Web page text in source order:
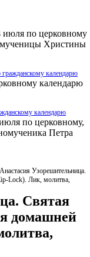
июля по церковному
мученицы Христины
календарю
календарю
календарю
по церковному,
Петра
Узорешительница.
Lock). Лик, молитва,
Святая
домашней